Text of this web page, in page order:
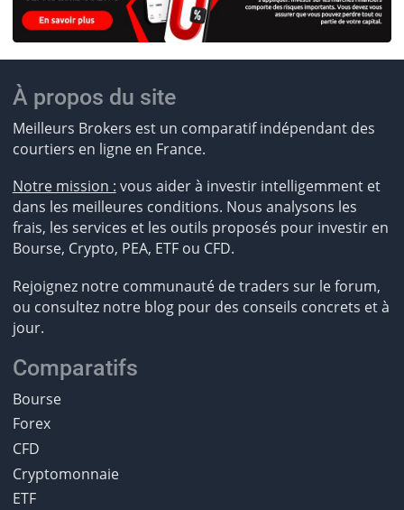
À propos du site
Meilleurs Brokers est un comparatif indépendant des
courtiers en ligne en France.
Notre mission : vous aider à investir intelligemment et
dans les meilleures conditions. Nous analysons les
frais, les services et les outils proposés pour investir en
Bourse, Crypto, PEA, ETF ou CFD.
Rejoignez notre communauté de traders sur le forum,
ou consultez notre blog pour des conseils concrets et à
jour.
Comparatifs
Bourse
Forex
CFD
Cryptomonnaie
ETF